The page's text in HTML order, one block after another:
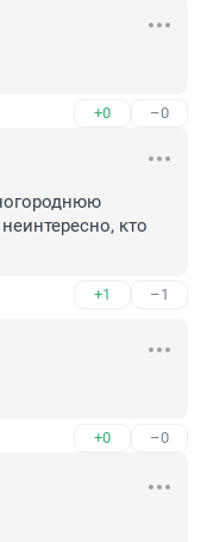
+0 –0
кто
+1 –1
+0 –0